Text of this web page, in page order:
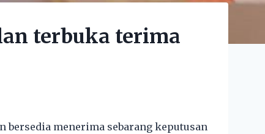
terbuka terima
bersedia menerima sebarang keputusan